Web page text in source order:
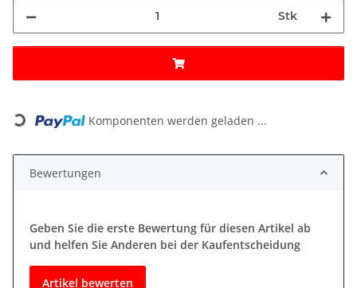
Stk
Loading... Komponenten werden geladen ...
Bewertungen
Geben Sie die erste Bewertung für diesen Artikel ab
und helfen Sie Anderen bei der Kaufentscheidung
Artikel bewerten